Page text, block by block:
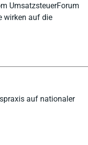
UmsatzsteuerForum
wirken auf die
auf nationaler